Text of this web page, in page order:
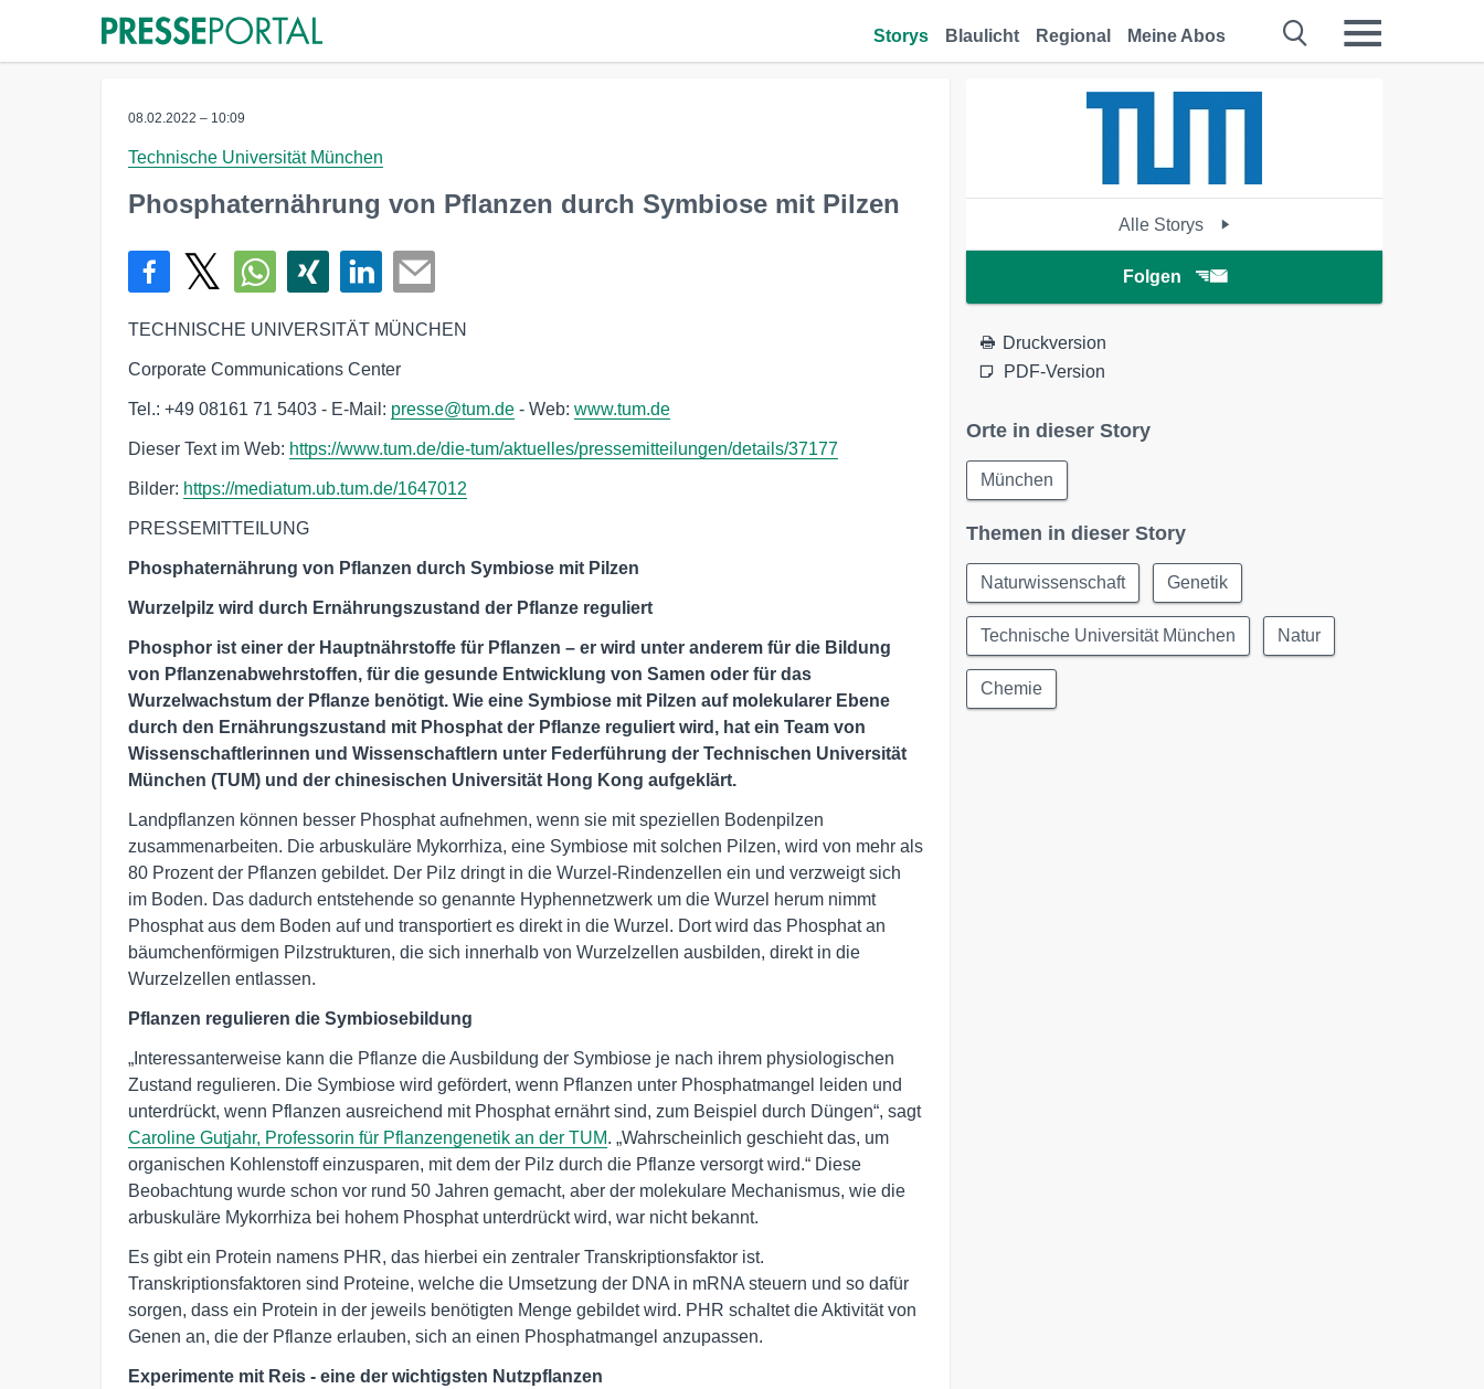
Storys Blaulicht Regional Meine Abos
08.02.2022 – 10:09
Technische Universität München
Phosphaternährung von Pflanzen durch Symbiose mit Pilzen
TECHNISCHE UNIVERSITÄT MÜNCHEN
Corporate Communications Center
Tel.: +49 08161 71 5403 - E-Mail: presse@tum.de - Web: www.tum.de
Dieser Text im Web: https://www.tum.de/die-tum/aktuelles/pressemitteilungen/details/37177
Bilder: https://mediatum.ub.tum.de/1647012
PRESSEMITTEILUNG
Phosphaternährung von Pflanzen durch Symbiose mit Pilzen
Wurzelpilz wird durch Ernährungszustand der Pflanze reguliert
Phosphor ist einer der Hauptnährstoffe für Pflanzen – er wird unter anderem für die Bildung
von Pflanzenabwehrstoffen, für die gesunde Entwicklung von Samen oder für das
Wurzelwachstum der Pflanze benötigt. Wie eine Symbiose mit Pilzen auf molekularer Ebene
durch den Ernährungszustand mit Phosphat der Pflanze reguliert wird, hat ein Team von
Wissenschaftlerinnen und Wissenschaftlern unter Federführung der Technischen Universität
München (TUM) und der chinesischen Universität Hong Kong aufgeklärt.
Landpflanzen können besser Phosphat aufnehmen, wenn sie mit speziellen Bodenpilzen
zusammenarbeiten. Die arbuskuläre Mykorrhiza, eine Symbiose mit solchen Pilzen, wird von mehr als
80 Prozent der Pflanzen gebildet. Der Pilz dringt in die Wurzel-Rindenzellen ein und verzweigt sich
im Boden. Das dadurch entstehende so genannte Hyphennetzwerk um die Wurzel herum nimmt
Phosphat aus dem Boden auf und transportiert es direkt in die Wurzel. Dort wird das Phosphat an
bäumchenförmigen Pilzstrukturen, die sich innerhalb von Wurzelzellen ausbilden, direkt in die
Wurzelzellen entlassen.
Pflanzen regulieren die Symbiosebildung
„Interessanterweise kann die Pflanze die Ausbildung der Symbiose je nach ihrem physiologischen
Zustand regulieren. Die Symbiose wird gefördert, wenn Pflanzen unter Phosphatmangel leiden und
unterdrückt, wenn Pflanzen ausreichend mit Phosphat ernährt sind, zum Beispiel durch Düngen“, sagt
Caroline Gutjahr, Professorin für Pflanzengenetik an der TUM. „Wahrscheinlich geschieht das, um
organischen Kohlenstoff einzusparen, mit dem der Pilz durch die Pflanze versorgt wird.“ Diese
Beobachtung wurde schon vor rund 50 Jahren gemacht, aber der molekulare Mechanismus, wie die
arbuskuläre Mykorrhiza bei hohem Phosphat unterdrückt wird, war nicht bekannt.
Es gibt ein Protein namens PHR, das hierbei ein zentraler Transkriptionsfaktor ist.
Transkriptionsfaktoren sind Proteine, welche die Umsetzung der DNA in mRNA steuern und so dafür
sorgen, dass ein Protein in der jeweils benötigten Menge gebildet wird. PHR schaltet die Aktivität von
Genen an, die der Pflanze erlauben, sich an einen Phosphatmangel anzupassen.
Experimente mit Reis - eine der wichtigsten Nutzpflanzen
Alle Storys
Folgen
Druckversion
PDF-Version
Orte in dieser Story
München
Themen in dieser Story
Naturwissenschaft Genetik
Technische Universität München Natur
Chemie